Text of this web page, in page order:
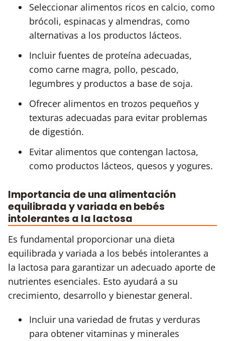
Seleccionar alimentos ricos en calcio, como
brócoli, espinacas y almendras, como
alternativas a los productos lácteos.
Incluir fuentes de proteína adecuadas,
como carne magra, pollo, pescado,
legumbres y productos a base de soja.
Ofrecer alimentos en trozos pequeños y
texturas adecuadas para evitar problemas
de digestión.
Evitar alimentos que contengan lactosa,
como productos lácteos, quesos y yogures.
Importancia de una alimentación
equilibrada y variada en bebés
intolerantes a la lactosa
Es fundamental proporcionar una dieta
equilibrada y variada a los bebés intolerantes a
la lactosa para garantizar un adecuado aporte de
nutrientes esenciales. Esto ayudará a su
crecimiento, desarrollo y bienestar general.
Incluir una variedad de frutas y verduras
para obtener vitaminas y minerales